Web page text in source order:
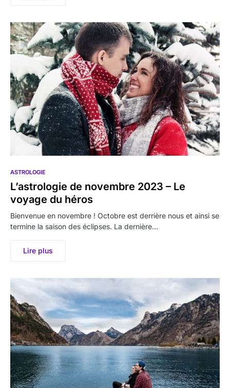
ASTROLOGIE
L’astrologie de novembre 2023 – Le
voyage du héros
Bienvenue en novembre ! Octobre est derrière nous et ainsi se
termine la saison des éclipses. La dernière…
Lire plus